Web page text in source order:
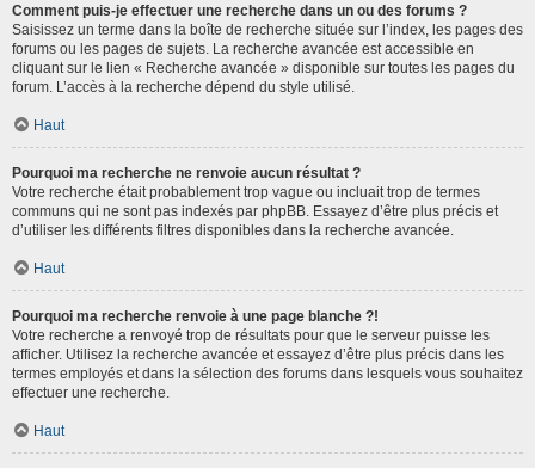
Comment puis-je effectuer une recherche dans un ou des forums ?
Saisissez un terme dans la boîte de recherche située sur l’index, les pages des
forums ou les pages de sujets. La recherche avancée est accessible en
cliquant sur le lien « Recherche avancée » disponible sur toutes les pages du
forum. L’accès à la recherche dépend du style utilisé.
Haut
Pourquoi ma recherche ne renvoie aucun résultat ?
Votre recherche était probablement trop vague ou incluait trop de termes
communs qui ne sont pas indexés par phpBB. Essayez d’être plus précis et
d’utiliser les différents filtres disponibles dans la recherche avancée.
Haut
Pourquoi ma recherche renvoie à une page blanche ?!
Votre recherche a renvoyé trop de résultats pour que le serveur puisse les
afficher. Utilisez la recherche avancée et essayez d’être plus précis dans les
termes employés et dans la sélection des forums dans lesquels vous souhaitez
effectuer une recherche.
Haut